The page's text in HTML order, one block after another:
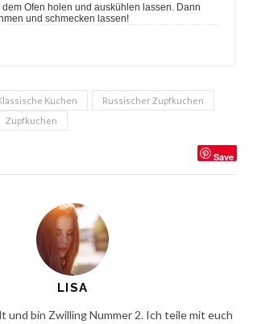
und schmecken lassen!
Kuchen
Russischer Zupfkuchen
Zupfkuchen
Save
LISA
und bin Zwilling Nummer 2. Ich teile mit euch